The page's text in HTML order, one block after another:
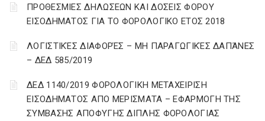
ΠΡΟΘΕΣΜΙΕΣ ΔΗΛΩΣΕΩΝ ΚΑΙ ΔΟΣΕΙΣ ΦΟΡΟΥ
ΕΙΣΟΔΗΜΑΤΟΣ ΓΙΑ ΤΟ ΦΟΡΟΛΟΓΙΚΟ ΕΤΟΣ 2018
ΛΟΓΙΣΤΙΚΈΣ ΔΙΑΦΟΡΈΣ – ΜΗ ΠΑΡΑΓΩΓΙΚΈΣ ΔΑΠΆΝΕΣ
– ΔΕΔ 585/2019
ΔΕΔ 1140/2019 ΦΟΡΟΛΟΓΙΚΗ ΜΕΤΑΧΕΙΡΙΣΗ
ΕΙΣΟΔΗΜΑΤΟΣ ΑΠΟ ΜΕΡΙΣΜΑΤΑ – ΕΦΑΡΜΟΓΗ ΤΗΣ
ΣΥΜΒΑΣΗΣ ΑΠΟΦΥΓΗΣ ΔΙΠΛΗΣ ΦΟΡΟΛΟΓΙΑΣ